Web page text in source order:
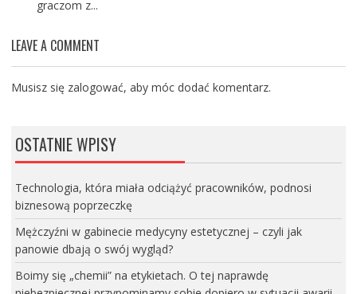
graczom z...
LEAVE A COMMENT
Musisz się zalogować, aby móc dodać komentarz.
OSTATNIE WPISY
Technologia, która miała odciążyć pracowników, podnosi
biznesową poprzeczkę
Mężczyźni w gabinecie medycyny estetycznej – czyli jak
panowie dbają o swój wygląd?
Boimy się „chemii” na etykietach. O tej naprawdę